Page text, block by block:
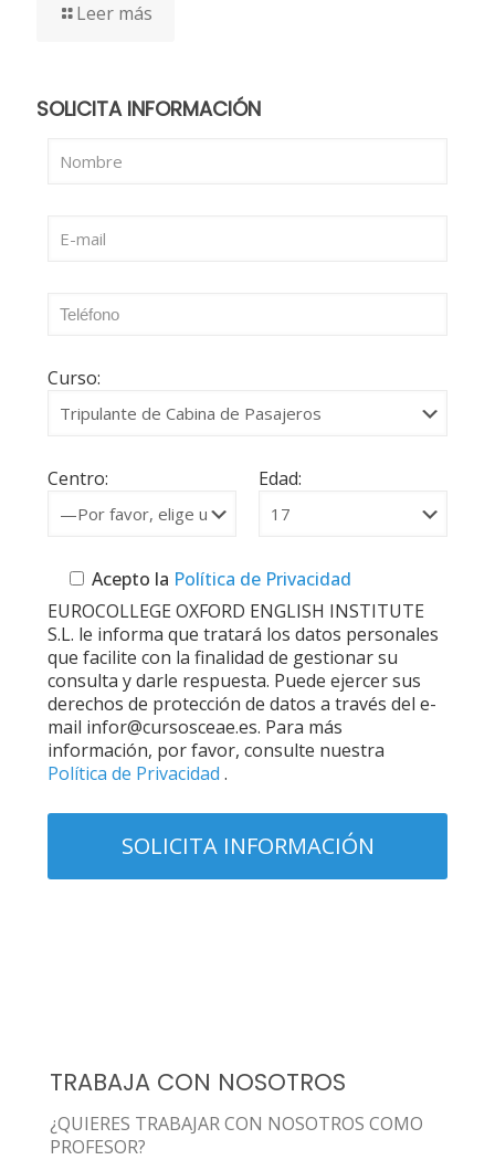
Leer más
SOLICITA INFORMACIÓN
Curso:
Centro: Edad:
Acepto la Política de Privacidad
EUROCOLLEGE OXFORD ENGLISH INSTITUTE
S.L. le informa que tratará los datos personales
que facilite con la finalidad de gestionar su
consulta y darle respuesta. Puede ejercer sus
derechos de protección de datos a través del e-
mail infor@cursosceae.es. Para más
información, por favor, consulte nuestra
Política de Privacidad .
TRABAJA CON NOSOTROS
¿QUIERES TRABAJAR CON NOSOTROS COMO
PROFESOR?